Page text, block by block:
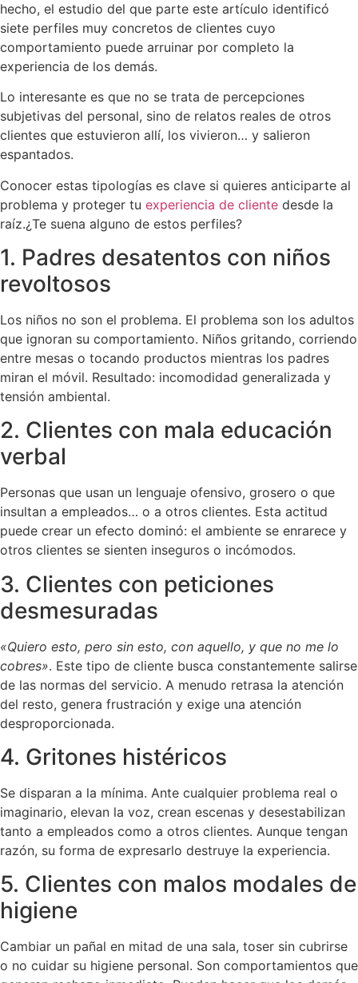
hecho, el estudio del que parte este artículo identificó
siete perfiles muy concretos de clientes cuyo
comportamiento puede arruinar por completo la
experiencia de los demás.
Lo interesante es que no se trata de percepciones
subjetivas del personal, sino de relatos reales de otros
clientes que estuvieron allí, los vivieron… y salieron
espantados.
Conocer estas tipologías es clave si quieres anticiparte al
problema y proteger tu experiencia de cliente desde la
raíz.¿Te suena alguno de estos perfiles?
1. Padres desatentos con niños
revoltosos
Los niños no son el problema. El problema son los adultos
que ignoran su comportamiento. Niños gritando, corriendo
entre mesas o tocando productos mientras los padres
miran el móvil. Resultado: incomodidad generalizada y
tensión ambiental.
2. Clientes con mala educación
verbal
Personas que usan un lenguaje ofensivo, grosero o que
insultan a empleados… o a otros clientes. Esta actitud
puede crear un efecto dominó: el ambiente se enrarece y
otros clientes se sienten inseguros o incómodos.
3. Clientes con peticiones
desmesuradas
«Quiero esto, pero sin esto, con aquello, y que no me lo
cobres». Este tipo de cliente busca constantemente salirse
de las normas del servicio. A menudo retrasa la atención
del resto, genera frustración y exige una atención
desproporcionada.
4. Gritones histéricos
Se disparan a la mínima. Ante cualquier problema real o
imaginario, elevan la voz, crean escenas y desestabilizan
tanto a empleados como a otros clientes. Aunque tengan
razón, su forma de expresarlo destruye la experiencia.
5. Clientes con malos modales de
higiene
Cambiar un pañal en mitad de una sala, toser sin cubrirse
o no cuidar su higiene personal. Son comportamientos que